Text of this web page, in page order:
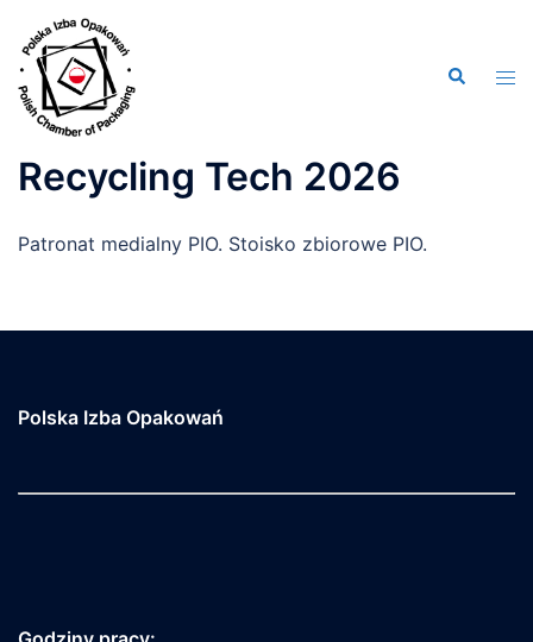
Przejdź
do
treści
Recycling Tech 2026
Patronat medialny PIO. Stoisko zbiorowe PIO.
Polska Izba Opakowań